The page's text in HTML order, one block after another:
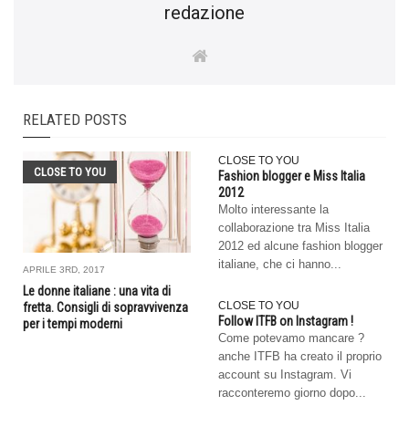
redazione
RELATED POSTS
CLOSE TO YOU
APRILE 3RD, 2017
Le donne italiane : una vita di
fretta. Consigli di sopravvivenza
per i tempi moderni
CLOSE TO YOU
Fashion blogger e Miss Italia
2012
Molto interessante la
collaborazione tra Miss Italia
2012 ed alcune fashion blogger
italiane, che ci hanno...
CLOSE TO YOU
Follow ITFB on Instagram !
Come potevamo mancare ?
anche ITFB ha creato il proprio
account su Instagram. Vi
racconteremo giorno dopo...